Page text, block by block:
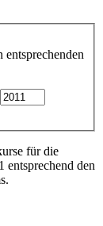
entsprechenden
für die
entsprechend den